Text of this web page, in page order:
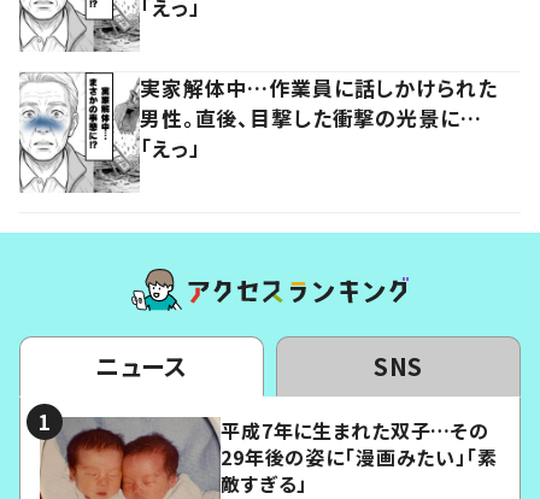
「えっ」
実家解体中…作業員に話しかけられた
男性。直後、目撃した衝撃の光景に…
「えっ」
ニュース SNS
平成7年に生まれた双子…その
29年後の姿に「漫画みたい」「素
敵すぎる」